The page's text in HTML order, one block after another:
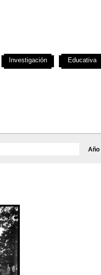
Año
Investigación Educativa